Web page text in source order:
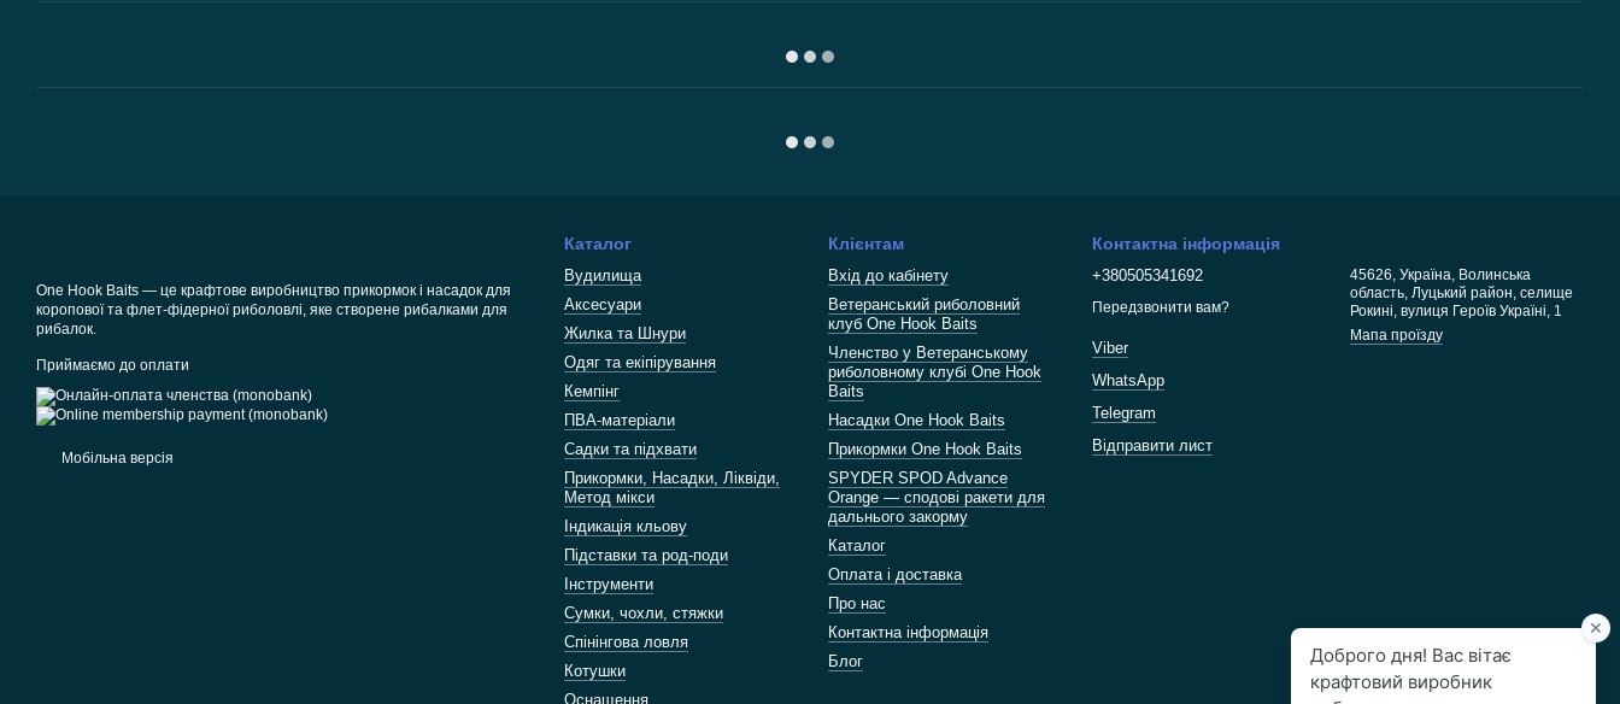
One Hook Baits — це крафтове виробництво прикормок і насадок для
коропової та флет-фідерної риболовлі, яке створене рибалками для
рибалок.
Приймаємо до оплати
Мобільна версія
Каталог
Вудилища
Аксесуари
Жилка та Шнури
Одяг та екіпірування
Кемпінг
ПВА-матеріали
Садки та підхвати
Прикормки, Насадки, Ліквіди,
Метод мікси
Індикація кльову
Підставки та род-поди
Інструменти
Сумки, чохли, стяжки
Спінінгова ловля
Котушки
Оснащення
Клієнтам
Вхід до кабінету
Ветеранський риболовний
клуб One Hook Baits
Членство у Ветеранському
риболовному клубі One Hook
Baits
Насадки One Hook Baits
Прикормки One Hook Baits
SPYDER SPOD Advance
Orange — сподові ракети для
дальнього закорму
Каталог
Оплата і доставка
Про нас
Контактна інформація
Блог
Контактна інформація
+380505341692
Передзвонити вам?
Viber
WhatsApp
Telegram
Відправити лист
45626, Україна, Волинська
область, Луцький район, селище
Рокині, вулиця Героїв Україні, 1
Мапа проїзду